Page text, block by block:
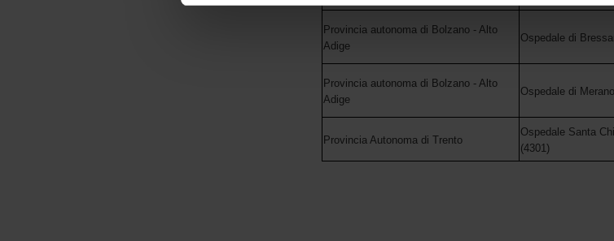
che hanno raccolto dal tuo utilizzo dei loro servizi.
Provincia autonoma di Bolzano - Alto
Adige
Ospedale di
Provincia autonoma di Bolzano - Alto
Adige
Ospedale di
Provincia Autonoma di Trento
Ospedale Santa
(4301)